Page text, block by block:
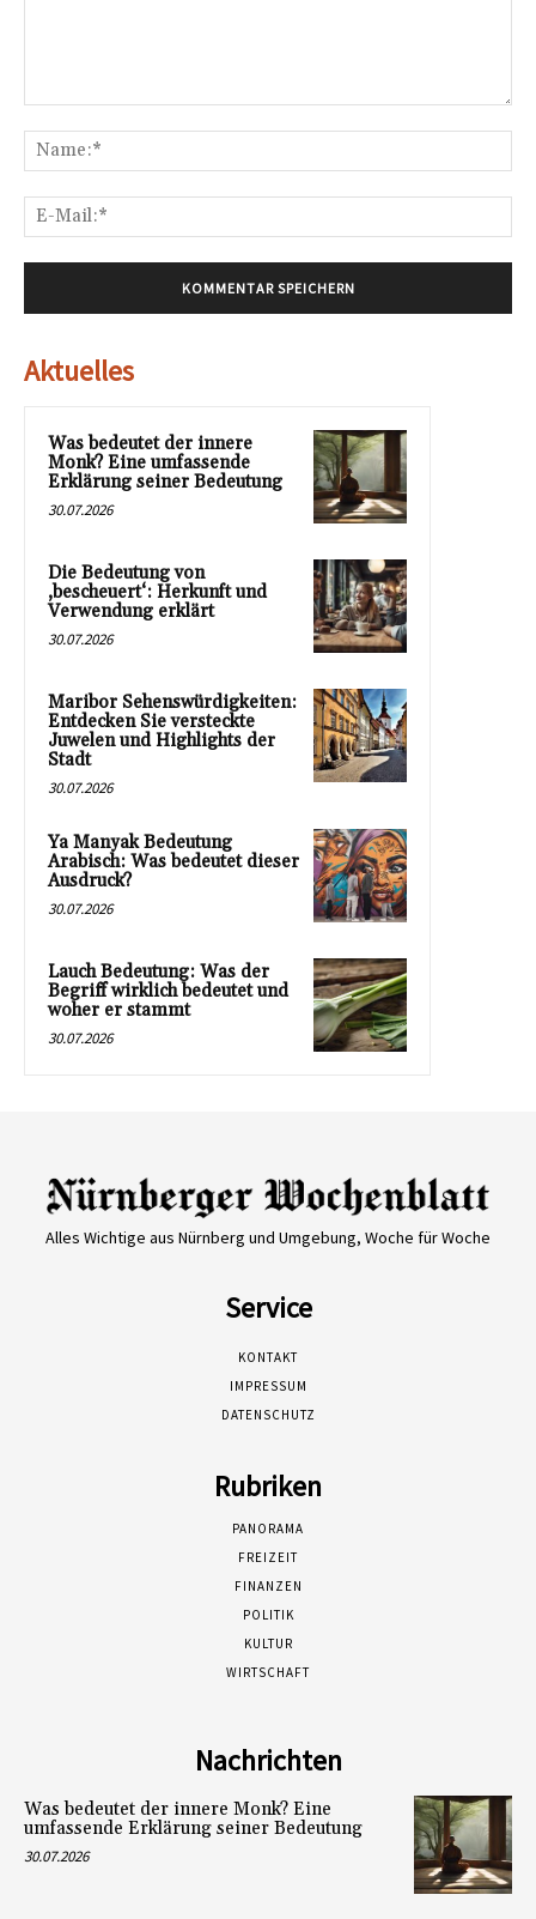
Aktuelles
Was bedeutet der innere
Monk? Eine umfassende
Erklärung seiner Bedeutung
30.07.2026
Die Bedeutung von
‚bescheuert‘: Herkunft und
Verwendung erklärt
30.07.2026
Maribor Sehenswürdigkeiten:
Entdecken Sie versteckte
Juwelen und Highlights der
Stadt
30.07.2026
Ya Manyak Bedeutung
Arabisch: Was bedeutet dieser
Ausdruck?
30.07.2026
Lauch Bedeutung: Was der
Begriff wirklich bedeutet und
woher er stammt
30.07.2026
Alles Wichtige aus Nürnberg und Umgebung, Woche für Woche
Service
KONTAKT
IMPRESSUM
DATENSCHUTZ
Rubriken
PANORAMA
FREIZEIT
FINANZEN
POLITIK
KULTUR
WIRTSCHAFT
Nachrichten
Was bedeutet der innere Monk? Eine
umfassende Erklärung seiner Bedeutung
30.07.2026